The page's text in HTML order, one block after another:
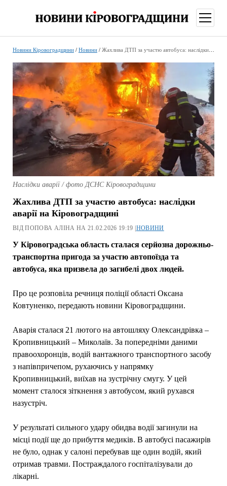
меню
Новини Кіровоградщини/ Новини/ Жахлива ДТП за участю автобуса: наслідки аварії на Кіровоградщині
Наслідки аварії / фото ДСНС Кіровоградщини
Жахлива ДТП за участю автобуса: наслідки
аварії на Кіровоградщині
ВІД ПОПОВА АЛІНА НА 21.02.2026 19:19 |НОВИНИ
У Кіровоградська область сталася серйозна дорожньо-
транспортна пригода за участю автопоїзда та
автобуса, яка призвела до загибелі двох людей.
Про це розповіла речниця поліції області Оксана
Ковтуненко, передають новини Кіровоградщини.
Аварія сталася 21 лютого на автошляху Олександрівка –
Кропивницький – Миколаїв. За попередніми даними
правоохоронців, водій вантажного транспортного засобу
з напівпричепом, рухаючись у напрямку
Кропивницький, виїхав на зустрічну смугу. У цей
момент сталося зіткнення з автобусом, який рухався
назустріч.
У результаті сильного удару обидва водії загинули на
місці події ще до прибуття медиків. В автобусі пасажирів
не було, однак у салоні перебував ще один водій, який
отримав травми. Постраждалого госпіталізували до
лікарні.